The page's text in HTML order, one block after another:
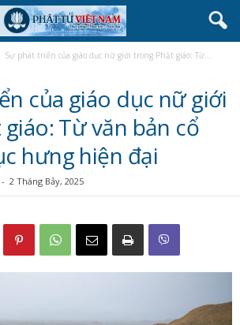
Sự phát triển của giáo dục nữ giới trong Phật giáo: Từ...
của giáo dục nữ giới
Từ văn bản cổ
hưng hiện đại
- 2 Tháng Bảy, 2025